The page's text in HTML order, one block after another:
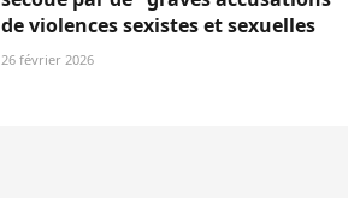
de violences sexistes et sexuelles
26 février 2026